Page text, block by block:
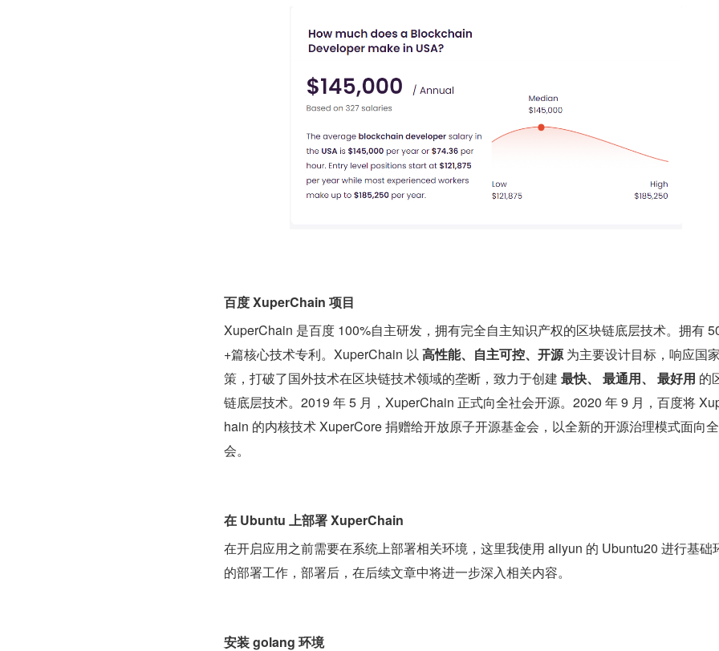
百度 XuperChain 项目
XuperChain 是百度 100%自主研发，拥有完全自主知识产权的区块链底层技术。拥有
+篇核心技术专利。XuperChain 以 高性能、自主可控、开源 为主要设计目标，响应国
策，打破了国外技术在区块链技术领域的垄断，致力于创建 最快、 最通用、 最好用 的
链底层技术。2019 年 5 月，XuperChain 正式向全社会开源。2020 年 9 月，百度将
hain 的内核技术 XuperCore 捐赠给开放原子开源基金会，以全新的开源治理模式面向
会。
在 Ubuntu 上部署 XuperChain
在开启应用之前需要在系统上部署相关环境，这里我使用 aliyun 的 Ubuntu20 进行基础
的部署工作，部署后，在后续文章中将进一步深入相关内容。
安装 golang 环境